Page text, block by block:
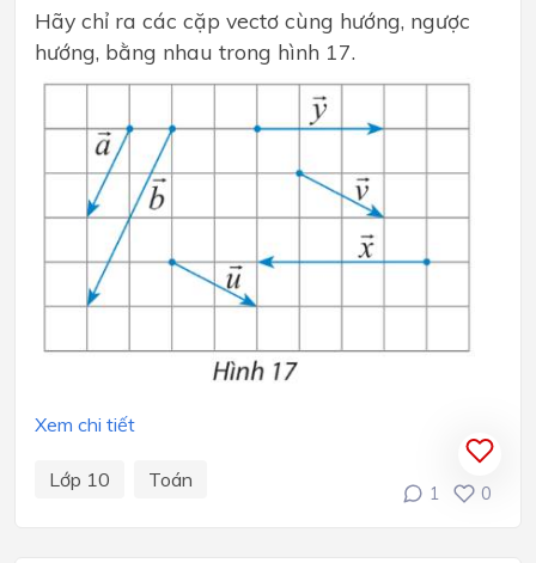
Hãy chỉ ra các cặp vectơ cùng hướng, ngược
hướng, bằng nhau trong hình 17.
Xem chi tiết
Lớp 10 Toán
1 0